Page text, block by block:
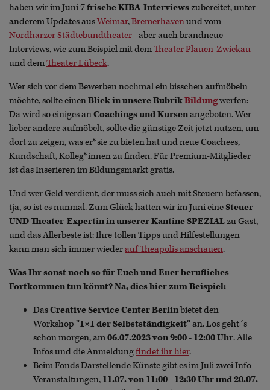
haben wir im Juni 7 frische KIBA-Interviewszubereitet, unter
anderem Updates ausWeimar,Bremerhavenund vom
Nordharzer Städtebundtheater- aber auch brandneue
Interviews, wie zum Beispiel mit demTheater Plauen-Zwickau
und demTheater Lübeck.
Wer sich vor dem Bewerben nochmal ein bisschen aufmöbeln
möchte, sollte einenBlick in unsere RubrikBildungwerfen:
Da wird so einiges anCoachings und Kursenangeboten. Wer
lieber andere aufmöbelt, sollte die günstige Zeit jetzt nutzen, um
dort zu zeigen, was er*sie zu bieten hat und neue Coachees,
Kundschaft, Kolleg*innen zu finden. Für Premium-Mitglieder
ist das Inserieren im Bildungsmarkt gratis.
Und wer Geld verdient, der muss sich auch mit Steuern befassen,
tja, so ist es nunmal. Zum Glück hatten wir im Juni eineSteuer-
UND Theater-Expertin in unserer Kantine SPEZIALzu Gast,
und das Allerbeste ist: Ihre tollen Tipps und Hilfestellungen
kann man sich immer wiederauf Theapolis anschauen.
Was Ihr sonst noch so für Euch und Euer berufliches
Fortkommen tun könnt? Na, dies hier zum Beispiel:
DasCreative Service Center Berlinbietet den
Workshop "1×1 der Selbstständigkeit"an. Los geht´s
schon morgen, am06.07.2023 von 9:00 - 12:00 Uhr. Alle
Infos und die Anmeldungfindet ihr hier.
Beim Fonds Darstellende Künste gibt es im Juli zwei Info-
Veranstaltungen, 11.07. von 11:00 - 12:30 Uhr und 20.07.